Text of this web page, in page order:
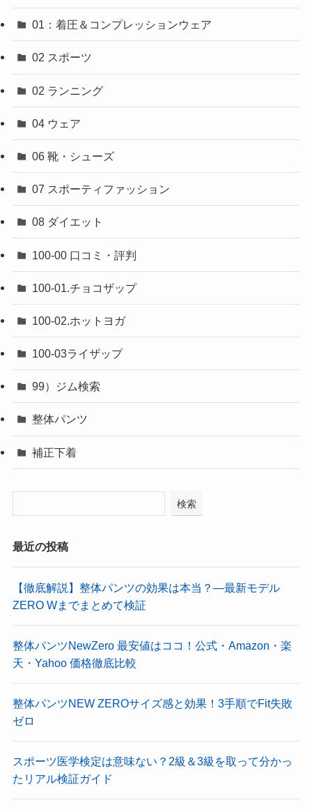
01：着圧＆コンプレッションウェア
02 スポーツ
02 ランニング
04 ウェア
06 靴・シューズ
07 スポーティファッション
08 ダイエット
100-00 口コミ・評判
100-01.チョコザップ
100-02.ホットヨガ
100-03ライザップ
99）ジム検索
整体パンツ
補正下着
検索
最近の投稿
【徹底解説】整体パンツの効果は本当？―最新モデル
ZERO Wまでまとめて検証
整体パンツNewZero 最安値はココ！公式・Amazon・楽
天・Yahoo 価格徹底比較
整体パンツNEW ZEROサイズ感と効果！3手順でFit失敗
ゼロ
スポーツ医学検定は意味ない？2級＆3級を取って分かっ
たリアル検証ガイド